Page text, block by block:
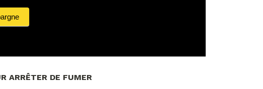
ARRÊTER DE FUMER